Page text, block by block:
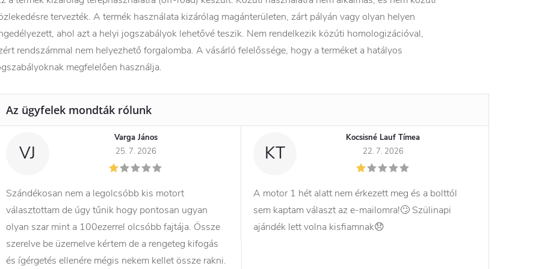
tervezték. A termék használata kizárólag magánterületen, zárt pályán vagy olyan helyen
ahol azt a helyi jogszabályok lehetővé teszik. Nem rendelkezik közúti homologizációval,
rendszámmal nem helyezhető forgalomba. A vásárló felelőssége, hogy a terméket a hatályos
megfelelően használja.
VJ
Varga János
25. 7. 2026
Szándékosan nem a legolcsóbb kis motort
választottam de úgy tűnik hogy pontosan ugyan
olyan szar mint a 100ezerrel olcsóbb fajtája. Össze
szerelve be üzemelve kértem de a rengeteg kifogás
és ígérgetés ellenére mégis nekem kellet össze rakni.
KT
Kocsisné Lauf Tímea
22. 7. 2026
A motor 1 hét alatt nem érkezett meg és a bolttól
sem kaptam választ az e-mailomra!🙄 Szülinapi
ajándék lett volna kisfiamnak😞